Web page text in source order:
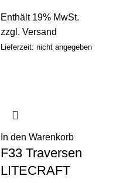
Enthält 19% MwSt.
zzgl. Versand
Lieferzeit: nicht angegeben
In den Warenkorb
F33 Traversen
LITECRAFT